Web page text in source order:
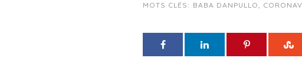
MOTS CLÉS: BABA DANPULLO,